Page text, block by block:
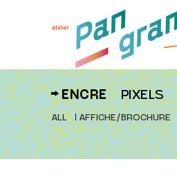
ENCRE PIXELS
ALL AFFICHE/BROCHURE